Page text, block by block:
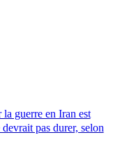
guerre en Iran est
pas durer, selon